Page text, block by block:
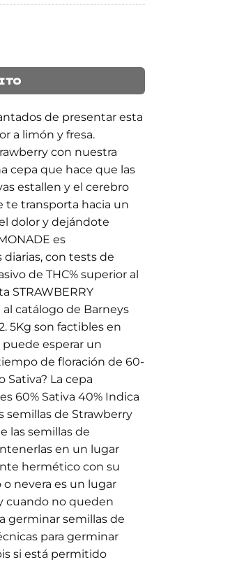
de presentar esta
a limón y fresa.
con nuestra
cepa que hace que las
estallen y el cerebro
te transporta hacia un
dolor y dejándote
es
con tests de
de THC% superior al
STRAWBERRY
catálogo de Barneys
5Kg son factibles en
esperar un
de floración de 60-
Sativa? La cepa
60% Sativa 40% Indica
semillas de Strawberry
las semillas de
en un lugar
hermético con su
nevera es un lugar
cuando no queden
germinar semillas de
para germinar
si está permitido